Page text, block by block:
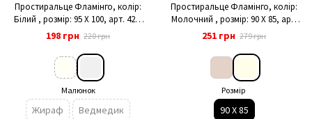
Простиральце Фламінго, колір:
Білий , розмір: 95 X 100, арт. 421-
048
198 грн 220 грн
Малюнок
Жираф
Ведмедик
Простиральце Фламінго, колір:
Молочний , розмір: 90 Х 85, арт.
421-100
251 грн 279 грн
Розмір
90 Х 85